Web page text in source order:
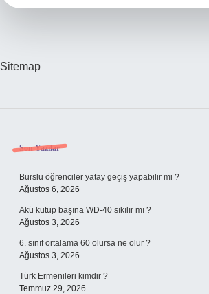
Sitemap
Sidebar
Son Yazılar
Burslu öğrenciler yatay geçiş yapabilir mi ?
Ağustos 6, 2026
Akü kutup başına WD-40 sıkılır mı ?
Ağustos 3, 2026
6. sınıf ortalama 60 olursa ne olur ?
Ağustos 3, 2026
Türk Ermenileri kimdir ?
Temmuz 29, 2026